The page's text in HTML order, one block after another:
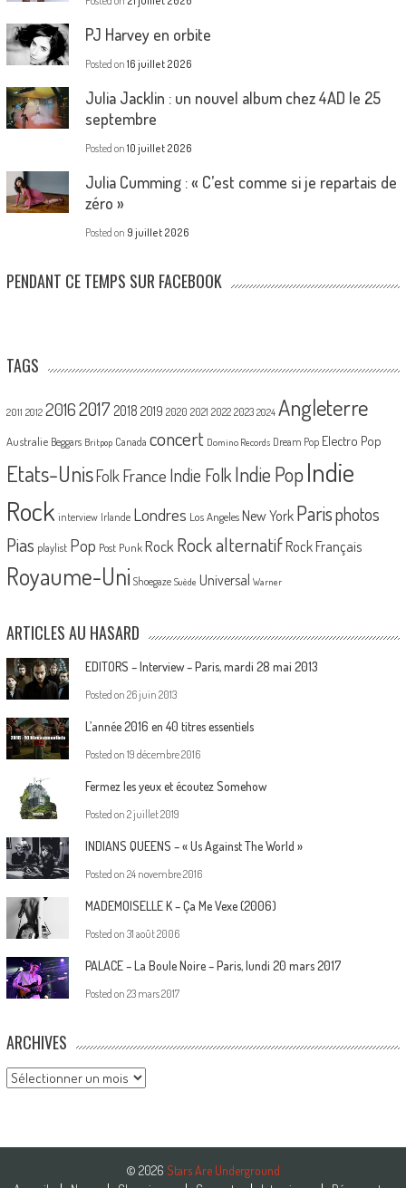
PJ Harvey en orbite
Posted on 16 juillet 2026
Julia Jacklin : un nouvel album chez 4AD le 25
septembre
Posted on 10 juillet 2026
Julia Cumming : « C’est comme si je repartais de
zéro »
Posted on 9 juillet 2026
PENDANT CE TEMPS SUR FACEBOOK
TAGS
2011 2012 20162017 2018 2019 2020 2021 2022 2023 2024 Angleterre
Australie Beggars Britpop Canada concert Domino Records Dream Pop Electro Pop
Etats-UnisFolk France Indie Folk Indie PopIndie
Rock interview Irlande Londres Los Angeles New York Parisphotos
Pias playlist Pop Post Punk Rock Rock alternatif Rock Français
Royaume-Uni Shoegaze Suède Universal Warner
ARTICLES AU HASARD
EDITORS – Interview – Paris, mardi 28 mai 2013
Posted on 26 juin 2013
L’année 2016 en 40 titres essentiels
Posted on 19 décembre 2016
Fermez les yeux et écoutez Somehow
Posted on 2 juillet 2019
INDIANS QUEENS – « Us Against The World »
Posted on 24 novembre 2016
MADEMOISELLE K – Ça Me Vexe (2006)
Posted on 31 août 2006
PALACE – La Boule Noire – Paris, lundi 20 mars 2017
Posted on 23 mars 2017
ARCHIVES
Archives
© 2026 Stars Are Underground